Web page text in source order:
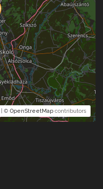
| © OpenStreetMap contributors